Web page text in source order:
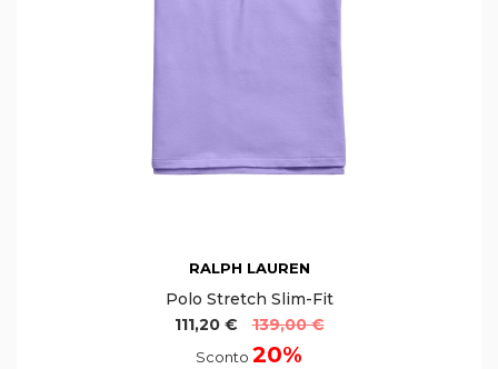
RALPH LAUREN
Polo Stretch Slim-Fit
111,20 €
139,00 €
Sconto 20%